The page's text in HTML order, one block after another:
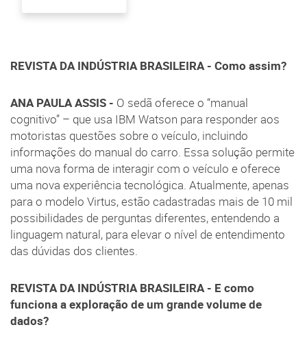
REVISTA DA INDÚSTRIA BRASILEIRA - Como assim?
ANA PAULA ASSIS - O sedã oferece o “manual
cognitivo” – que usa IBM Watson para responder aos
motoristas questões sobre o veículo, incluindo
informações do manual do carro. Essa solução permite
uma nova forma de interagir com o veículo e oferece
uma nova experiência tecnológica. Atualmente, apenas
para o modelo Virtus, estão cadastradas mais de 10 mil
possibilidades de perguntas diferentes, entendendo a
linguagem natural, para elevar o nível de entendimento
das dúvidas dos clientes.
REVISTA DA INDÚSTRIA BRASILEIRA - E como
funciona a exploração de um grande volume de
dados?